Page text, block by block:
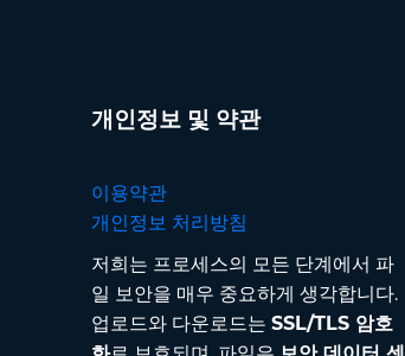
개인정보 및 약관
이용약관
개인정보 처리방침
저희는 프로세스의 모든 단계에서 파
일 보안을 매우 중요하게 생각합니다.
업로드와 다운로드는 SSL/TLS 암호